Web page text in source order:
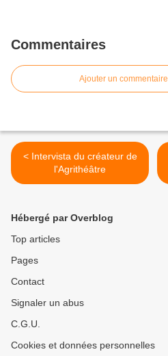
Commentaires
Ajouter un commentaire
< Intervista du créateur de
l'Agrithéâtre
Hébergé par Overblog
Top articles
Pages
Contact
Signaler un abus
C.G.U.
Cookies et données personnelles